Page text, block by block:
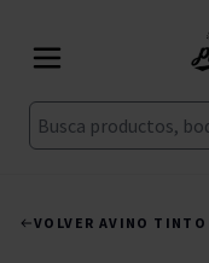
Buscar
VOLVER AVINO TINTO